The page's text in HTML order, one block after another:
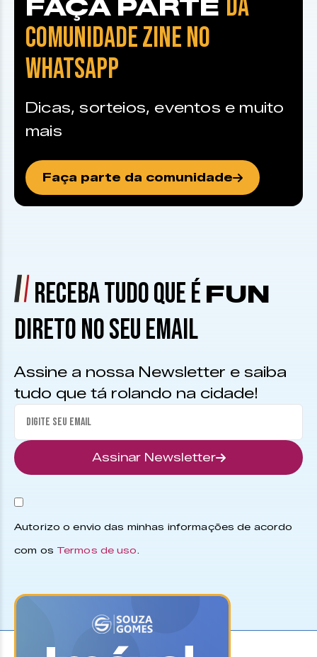
FAÇA PARTE DA
COMUNIDADE ZINE NO
WHATSAPP
Dicas, sorteios, eventos e muito
mais
Faça parte da comunidade
RECEBA TUDO QUE É FUN
DIRETO NO SEU EMAIL
Assine a nossa Newsletter e saiba
tudo que tá rolando na cidade!
Assinar Newsletter
Autorizo o envio das minhas informações de acordo
com os Termos de uso.